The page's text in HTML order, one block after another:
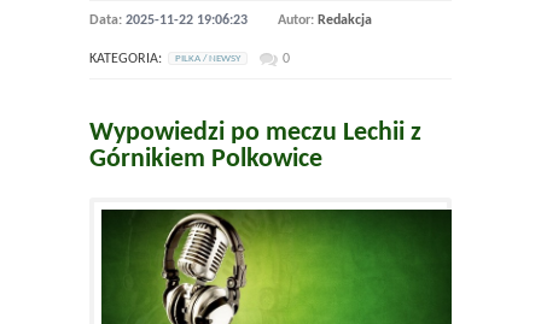
Data: 2025-11-22 19:06:23 Autor: Redakcja
KATEGORIA: PILKA / NEWSY 0
Wypowiedzi po meczu Lechii z
Górnikiem Polkowice